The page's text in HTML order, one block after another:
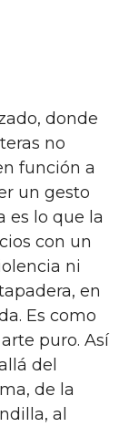
donde
no
función a
un gesto
es lo que la
con un
ni
en
Es como
puro. Así
del
de la
al